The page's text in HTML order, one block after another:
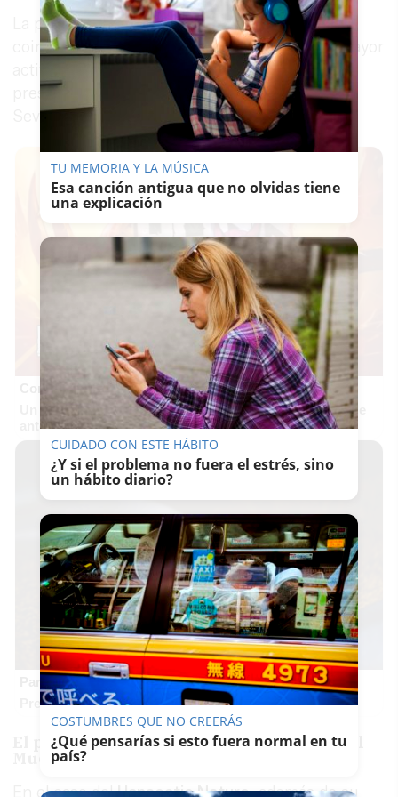
La previsión del puerto apunta así a una
coincidencia entre uno de los momentos de mayor
actividad social y turística de la ciudad y la
presencia de estos tres barcos de crucero en
Sevilla.
Corepunk MMORPG
Un verdadero MMORPG de la vieja escuela ¡Cómo los de
antes, pero mejor!
Parece ciencia ficción
Prepárate para alucinar con estas criaturas
El primer crucero llegará este domingo al
Muelle de Tablada
En el caso delHanseatic Nature, además de su
TU MEMORIA Y LA MÚSICA
Esa canción antigua que no olvidas tiene
una explicación
CUIDADO CON ESTE HÁBITO
¿Y si el problema no fuera el estrés, sino
un hábito diario?
COSTUMBRES QUE NO CREERÁS
¿Qué pensarías si esto fuera normal en tu
país?